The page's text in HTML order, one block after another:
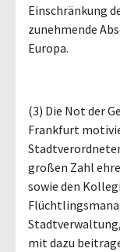
Einschränkung
zunehmende
Europa.
(3) Die Not der
Frankfurt
großen Zahl
sowie den
mit dazu